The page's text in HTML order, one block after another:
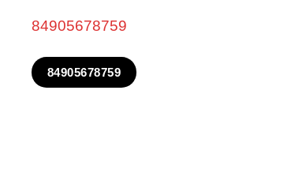
84905678759
84905678759